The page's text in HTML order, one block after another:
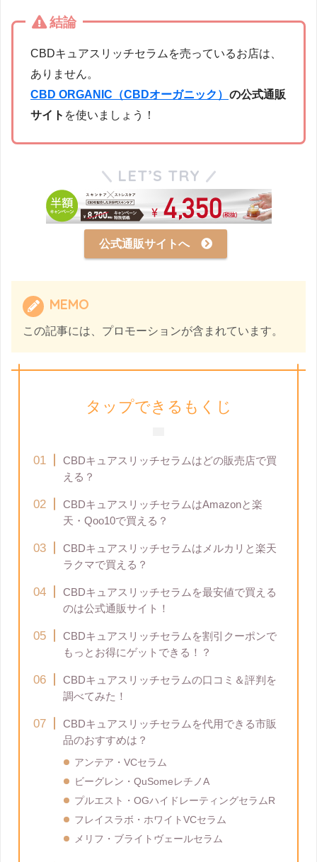
結論
CBDキュアスリッチセラムを売っているお店は、
ありません。
CBD ORGANIC（CBDオーガニック） の公式通販
サイト を使いましょう！
LET’S TRY
公式通販サイトへ
MEMO
この記事には、プロモーションが含まれています。
タップできるもくじ
CBDキュアスリッチセラムはどの販売店で買
える？
CBDキュアスリッチセラムはAmazonと楽
天・Qoo10で買える？
CBDキュアスリッチセラムはメルカリと楽天
ラクマで買える？
CBDキュアスリッチセラムを最安値で買える
のは公式通販サイト！
CBDキュアスリッチセラムを割引クーポンで
もっとお得にゲットできる！？
CBDキュアスリッチセラムの口コミ＆評判を
調べてみた！
CBDキュアスリッチセラムを代用できる市販
品のおすすめは？
アンテア・VCセラム
ビーグレン・QuSomeレチノA
プルエスト・OGハイドレーティングセラムR
フレイスラボ・ホワイトVCセラム
メリフ・ブライトヴェールセラム